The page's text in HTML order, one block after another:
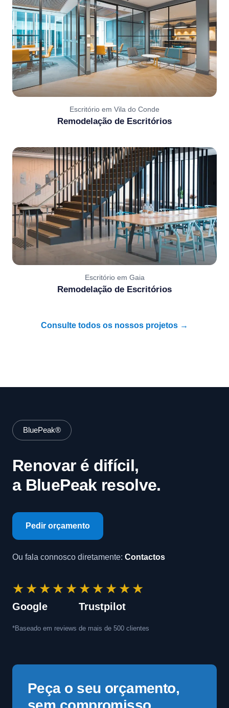
Escritório em Vila do Conde
Remodelação de Escritórios
Escritório em Gaia
Remodelação de Escritórios
Consulte todos os nossos projetos →
BluePeak®
Renovar é difícil,
a BluePeak resolve.
Pedir orçamento
Ou fala connosco diretamente: Contactos
★★★★★
Google
★★★★★
Trustpilot
*Baseado em reviews de mais de 500 clientes
Peça o seu orçamento,